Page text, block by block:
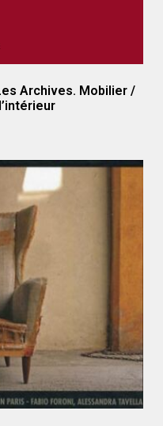
Archives. Mobilier /